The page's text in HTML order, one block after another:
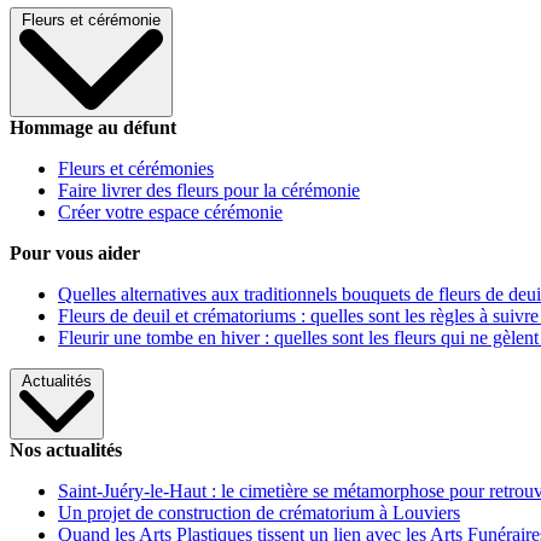
Fleurs et cérémonie
Hommage au défunt
Fleurs et cérémonies
Faire livrer des fleurs pour la cérémonie
Créer votre espace cérémonie
Pour vous aider
Quelles alternatives aux traditionnels bouquets de fleurs de
Fleurs de deuil et crématoriums : quelles sont les règles à
Fleurir une tombe en hiver : quelles sont les fleurs qui ne gèlent
Actualités
Nos actualités
Saint-Juéry-le-Haut : le cimetière se métamorphose pour
Un projet de construction de crématorium à Louviers
Quand les Arts Plastiques tissent un lien avec les Arts